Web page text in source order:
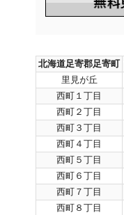
北海道足寄郡足寄町
里見が丘
西町１丁目
西町２丁目
西町３丁目
西町４丁目
西町５丁目
西町６丁目
西町７丁目
西町８丁目